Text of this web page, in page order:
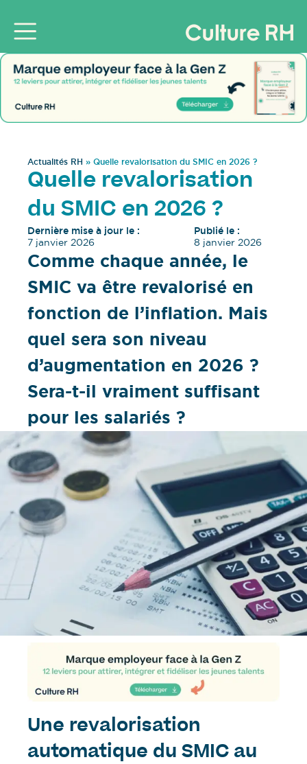
Actualités RH » Quelle revalorisation du SMIC en 2026 ?
Quelle revalorisation
du SMIC en 2026 ?
Dernière mise à jour le :
7 janvier 2026
Publié le :
8 janvier 2026
Comme chaque année, le
SMIC va être revalorisé en
fonction de l’inflation. Mais
quel sera son niveau
d’augmentation en 2026 ?
Sera-t-il vraiment suffisant
pour les salariés ?
Une revalorisation
automatique du SMIC au